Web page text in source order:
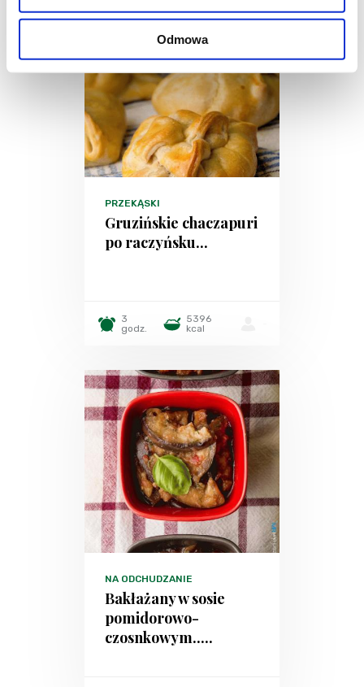
Odmowa
PRZEKĄSKI
Gruzińskie chaczapuri
po raczyńsku...
3
godz.
5396
kcal
NA ODCHUDZANIE
Bakłażany w sosie
pomidorowo-
czosnkowym.....